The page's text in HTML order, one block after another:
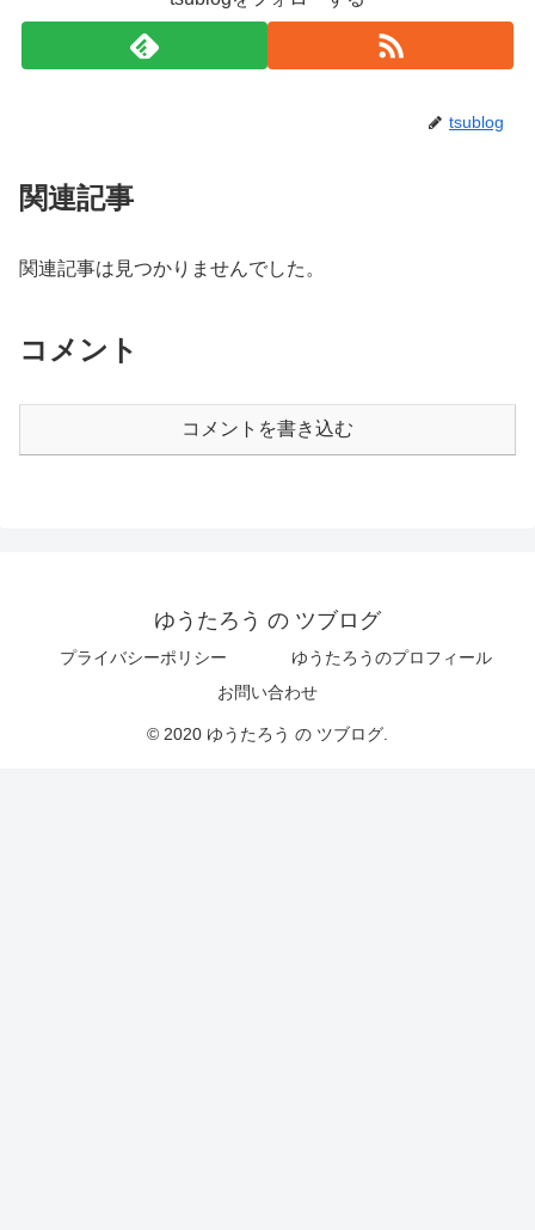
tsublog
関連記事
関連記事は見つかりませんでした。
コメント
コメントを書き込む
ゆうたろう の ツブログ
プライバシーポリシー
ゆうたろうのプロフィール
お問い合わせ
© 2020 ゆうたろう の ツブログ.